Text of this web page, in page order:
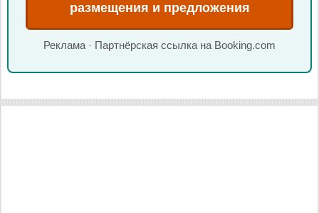
размещения и предложения
Реклама · Партнёрская ссылка на Booking.com